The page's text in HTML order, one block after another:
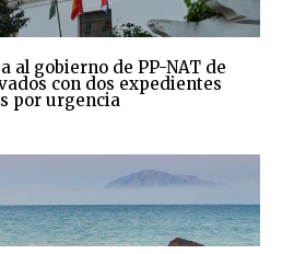
al gobierno de PP-NAT de
con dos expedientes
por urgencia